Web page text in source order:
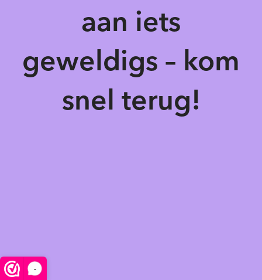
-
aan iets
geweldigs – kom
snel terug!